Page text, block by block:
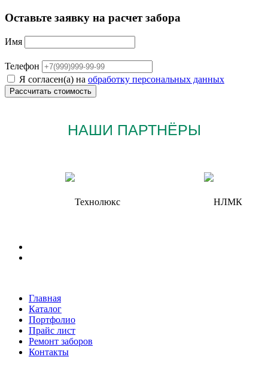
Оставьте заявку на расчет забора
Имя
Телефон
Я согласен(а) на обработку персональных данных
НАШИ ПАРТНЁРЫ
Главная
Каталог
Портфолио
Прайс лист
Ремонт заборов
Контакты